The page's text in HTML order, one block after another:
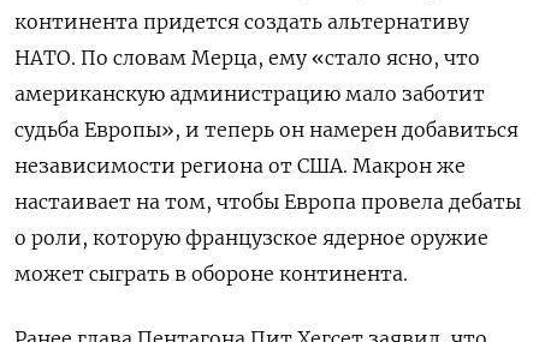
континента придется создать альтернативу
НАТО. По словам Мерца, ему «стало ясно, что
американскую администрацию мало заботит
судьба Европы», и теперь он намерен добавиться
независимости региона от США. Макрон же
настаивает на том, чтобы Европа провела дебаты
о роли, которую французское ядерное оружие
может сыграть в обороне континента.